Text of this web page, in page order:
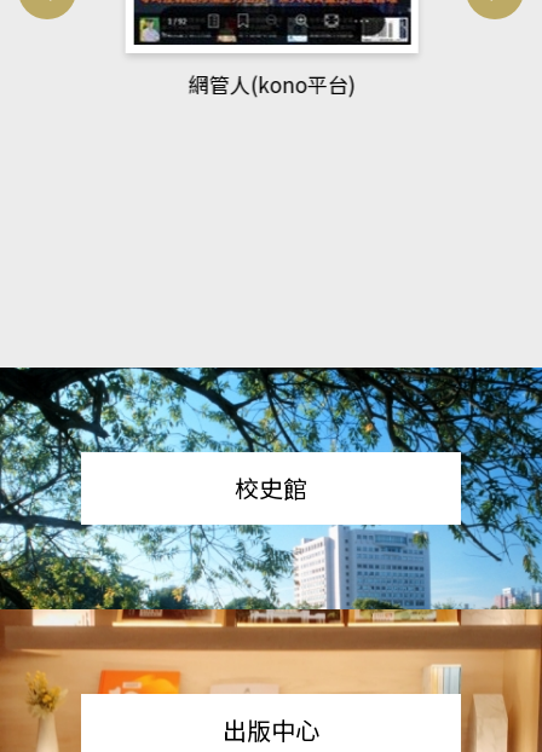
網管人(kono平台)
校史館
出版中心